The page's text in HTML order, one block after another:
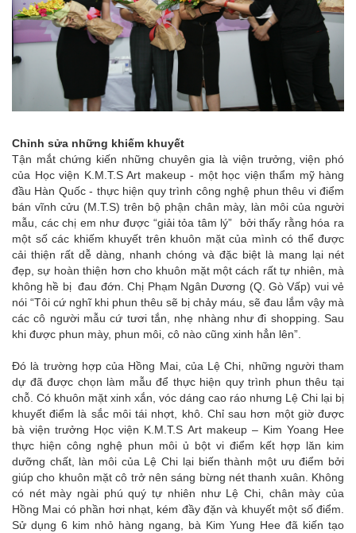
Chỉnh sửa những khiếm khuyết
Tận mắt chứng kiến những chuyên gia là viện trưởng, viện phó
của Học viện K.M.T.S Art makeup - một học viện thẩm mỹ hàng
đầu Hàn Quốc - thực hiện quy trình công nghệ phun thêu vi điểm
bán vĩnh cửu (M.T.S) trên bộ phận chân mày, làn môi của người
mẫu, các chị em như được “giải tỏa tâm lý” bởi thấy rằng hóa ra
một số các khiếm khuyết trên khuôn mặt của mình có thể được
cải thiện rất dễ dàng, nhanh chóng và đặc biệt là mang lại nét
đẹp, sự hoàn thiện hơn cho khuôn mặt một cách rất tự nhiên, mà
không hề bị đau đớn. Chị Phạm Ngân Dương (Q. Gò Vấp) vui vẻ
nói “Tôi cứ nghĩ khi phun thêu sẽ bị chảy máu, sẽ đau lắm vậy mà
các cô người mẫu cứ tươi tắn, nhẹ nhàng như đi shopping. Sau
khi được phun mày, phun môi, cô nào cũng xinh hẳn lên”.
Đó là trường hợp của Hồng Mai, của Lệ Chi, những người tham
dự đã được chọn làm mẫu để thực hiện quy trình phun thêu tại
chỗ. Có khuôn mặt xinh xắn, vóc dáng cao ráo nhưng Lệ Chi lại bị
khuyết điểm là sắc môi tái nhợt, khô. Chỉ sau hơn một giờ được
bà viện trưởng Học viện K.M.T.S Art makeup – Kim Yoang Hee
thực hiện công nghệ phun môi ủ bột vi điểm kết hợp lăn kim
dưỡng chất, làn môi của Lệ Chi lại biến thành một ưu điểm bởi
giúp cho khuôn mặt cô trở nên sáng bừng nét thanh xuân. Không
có nét mày ngài phú quý tự nhiên như Lệ Chi, chân mày của
Hồng Mai có phần hơi nhạt, kém đầy đặn và khuyết một số điểm.
Sử dụng 6 kim nhỏ hàng ngang, bà Kim Yung Hee đã kiến tạo